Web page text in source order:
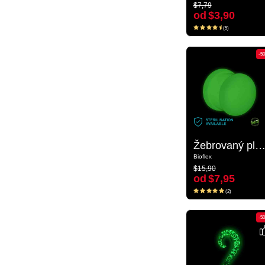
od$3,90
$7,79
od $3,90
(5)
-50%
Žebrovaný plug „Zářící ve tmě“ (bioflex)
Bioflex
$15,90
od$7,95
-
Žebrovaný plug „Zářící ve tmě“ (bioflex)
Bioflex
$15,90
od $7,95
(2)
-50%
-